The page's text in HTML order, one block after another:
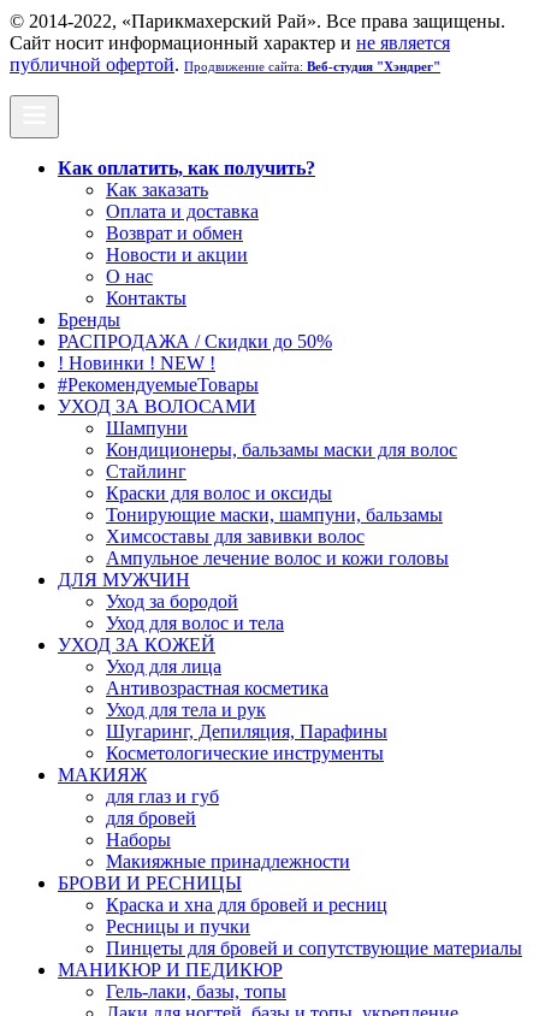
© 2014-2022, «Парикмахерский Рай». Все права защищены.
Cайт носит информационный характер и не является
публичной офертой. Продвижение сайта: Веб-студия "Хэндрег"
Как оплатить, как получить?
Как заказать
Оплата и доставка
Возврат и обмен
Новости и акции
О нас
Контакты
Бренды
РАСПРОДАЖА / Скидки до 50%
! Новинки ! NEW !
#РекомендуемыеТовары
УХОД ЗА ВОЛОСАМИ
Шампуни
Кондиционеры, бальзамы маски для волос
Стайлинг
Краски для волос и оксиды
Тонирующие маски, шампуни, бальзамы
Химсоставы для завивки волос
Ампульное лечение волос и кожи головы
ДЛЯ МУЖЧИН
Уход за бородой
Уход для волос и тела
УХОД ЗА КОЖЕЙ
Уход для лица
Антивозрастная косметика
Уход для тела и рук
Шугаринг, Депиляция, Парафины
Косметологические инструменты
МАКИЯЖ
для глаз и губ
для бровей
Наборы
Макияжные принадлежности
БРОВИ И РЕСНИЦЫ
Краска и хна для бровей и ресниц
Ресницы и пучки
Пинцеты для бровей и сопутствующие материалы
МАНИКЮР И ПЕДИКЮР
Гель-лаки, базы, топы